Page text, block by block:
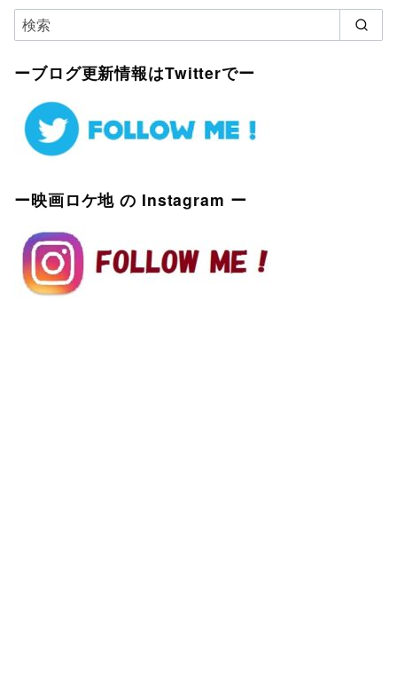
ーブログ更新情報はTwitterでー
ー映画ロケ地 の Instagram ー